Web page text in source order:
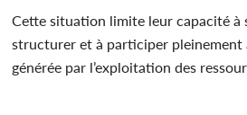
Cette situation limite leur capacité à
structurer et à participer pleinement
générée par l’exploitation des